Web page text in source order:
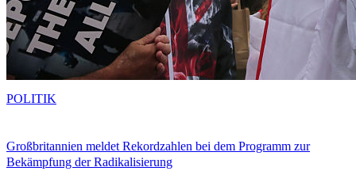
Großbritannien meldet Rekordzahlen bei dem Programm zur
Bekämpfung der Radikalisierung
POLITIK